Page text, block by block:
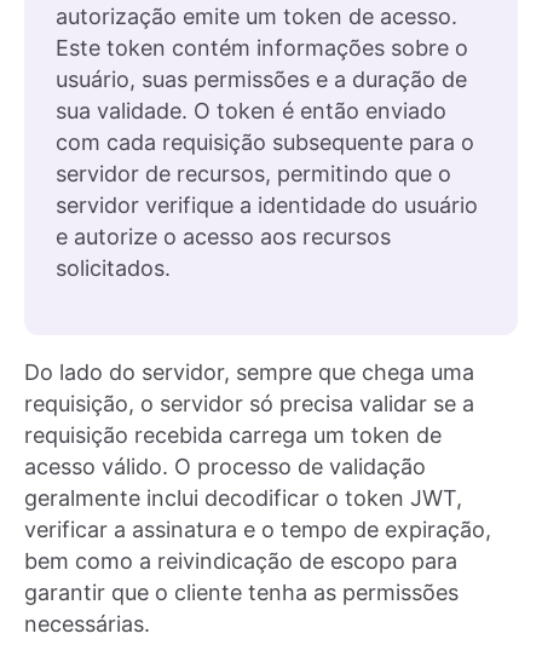
autorização emite um token de acesso.
Este token contém informações sobre o
usuário, suas permissões e a duração de
sua validade. O token é então enviado
com cada requisição subsequente para o
servidor de recursos, permitindo que o
servidor verifique a identidade do usuário
e autorize o acesso aos recursos
solicitados.
Do lado do servidor, sempre que chega uma
requisição, o servidor só precisa validar se a
requisição recebida carrega um token de
acesso válido. O processo de validação
geralmente inclui decodificar o token JWT,
verificar a assinatura e o tempo de expiração,
bem como a reivindicação de escopo para
garantir que o cliente tenha as permissões
necessárias.